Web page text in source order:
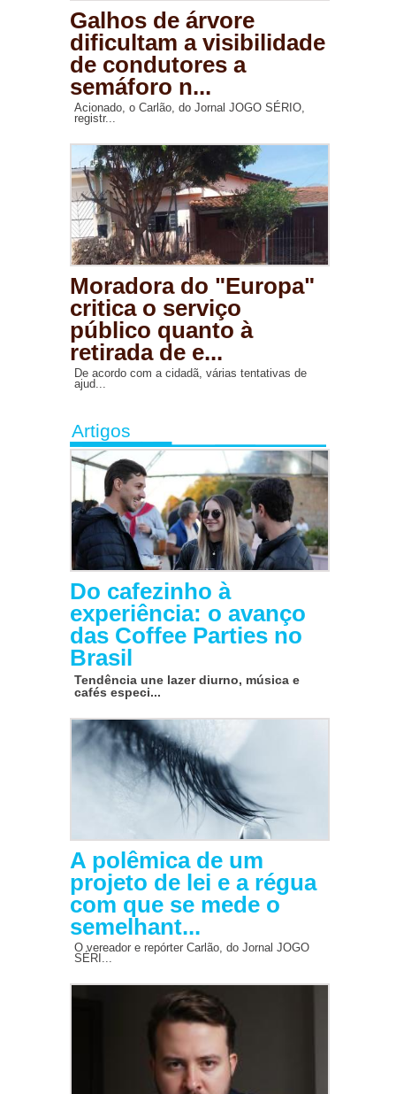
Galhos de árvore
dificultam a visibilidade
de condutores a
semáforo n...
Acionado, o Carlão, do Jornal JOGO SÉRIO,
registr...
Moradora do "Europa"
critica o serviço
público quanto à
retirada de e...
De acordo com a cidadã, várias tentativas de
ajud...
Artigos
Do cafezinho à
experiência: o avanço
das Coffee Parties no
Brasil
Tendência une lazer diurno, música e
cafés especi...
A polêmica de um
projeto de lei e a régua
com que se mede o
semelhant...
O vereador e repórter Carlão, do Jornal JOGO
SÉRI...